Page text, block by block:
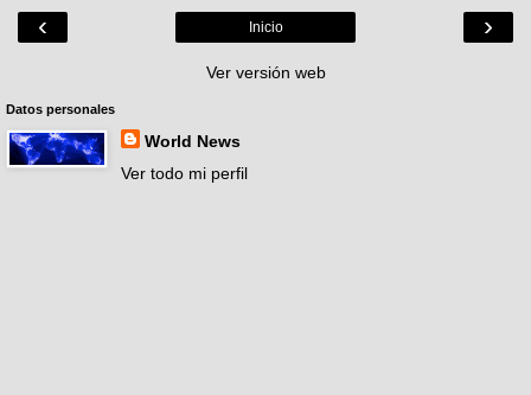
‹ ›
Inicio
Ver versión web
Datos personales
World News
Ver todo mi perfil